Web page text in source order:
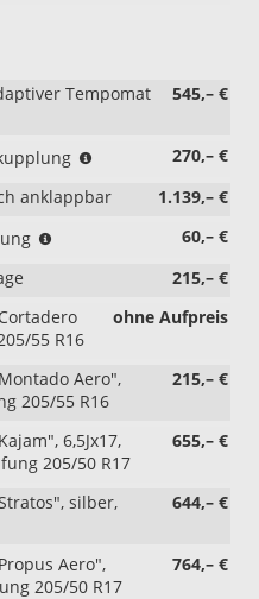
545,– €
Tempomat
270,– €
mit
1.139,– €
anklappbar
60,– €
215,– €
ohne Aufpreis
55 R16
215,– €
Aero",
205/55 R16
655,– €
6,5Jx17,
205/50 R17
644,– €
silber,
764,– €
Aero",
205/50 R17